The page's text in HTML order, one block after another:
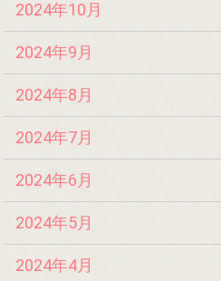
2024年10月
2024年9月
2024年8月
2024年7月
2024年6月
2024年5月
2024年4月